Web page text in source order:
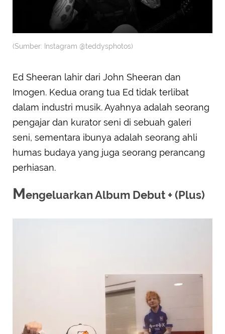
(Sumber: Instagram @teddysphotos)
Ed Sheeran lahir dari John Sheeran dan
Imogen. Kedua orang tua Ed tidak terlibat
dalam industri musik. Ayahnya adalah seorang
pengajar dan kurator seni di sebuah galeri
seni, sementara ibunya adalah seorang ahli
humas budaya yang juga seorang perancang
perhiasan.
Mengeluarkan Album Debut ​+ (Plus)